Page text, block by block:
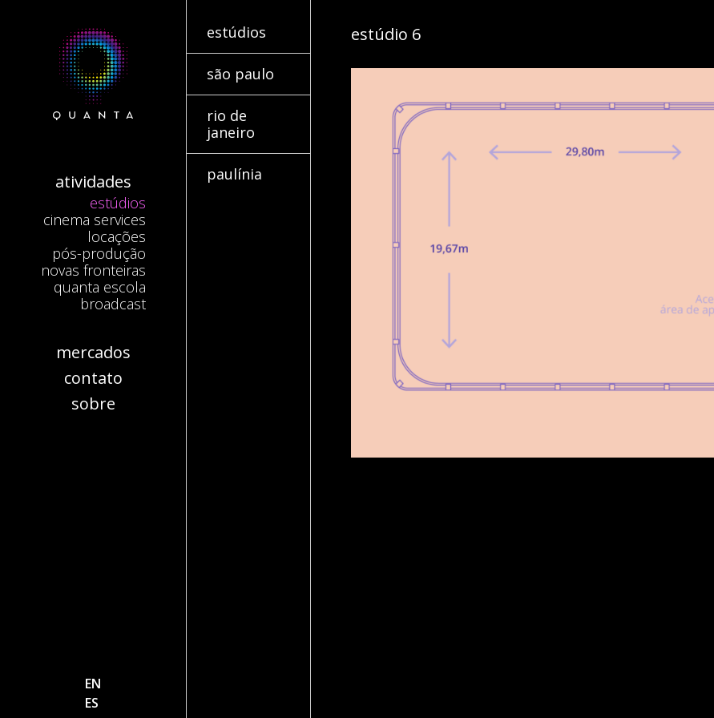
atividades
estúdios
cinema services
locações
pós-produção
novas fronteiras
quanta escola
broadcast
mercados
contato
sobre
EN
ES
estúdios
são paulo
rio de
janeiro
paulínia
estúdio 6